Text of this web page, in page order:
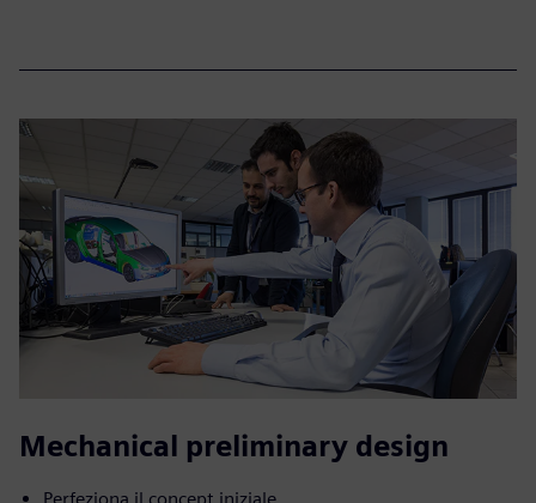
Mechanical preliminary design
Perfeziona il concept iniziale